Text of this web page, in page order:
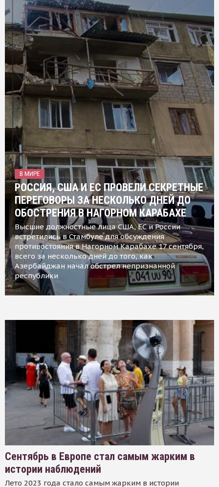
В МИРЕ
РОССИЯ, США И ЕС ПРОВЕЛИ СЕКРЕТНЫЕ
ПЕРЕГОВОРЫ ЗА НЕСКОЛЬКО ДНЕЙ ДО
ОБОСТРЕНИЯ В НАГОРНОМ КАРАБАХЕ
Высшие должностные лица США, ЕС и России
встретились в Стамбуле для обсуждения
противостояния в Нагорном Карабахе 17 сентября,
всего за несколько дней до того, как
Азербайджан начал обстрел непризнанной
республики
Сентябрь в Европе стал самым жарким в
истории наблюдений
Лето 2023 года стало самым жарким в истории